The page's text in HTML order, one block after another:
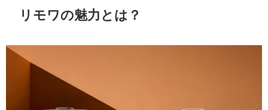
リモワの魅力とは？